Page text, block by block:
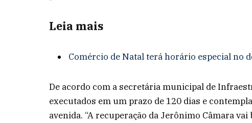
Leia mais
Comércio de Natal terá horário especial no
De acordo com a secretária municipal de
executados em um prazo de 120 dias e
avenida. “A recuperação da Jerônimo Câmara